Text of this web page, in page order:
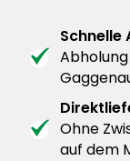
Schnelle
Ohne
auf dem